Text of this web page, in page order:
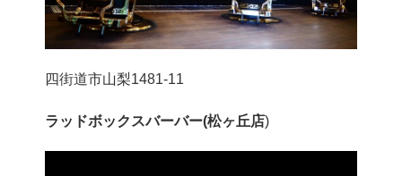
四街道市山梨1481-11
ラッドボックスバーバー(松ヶ丘店)